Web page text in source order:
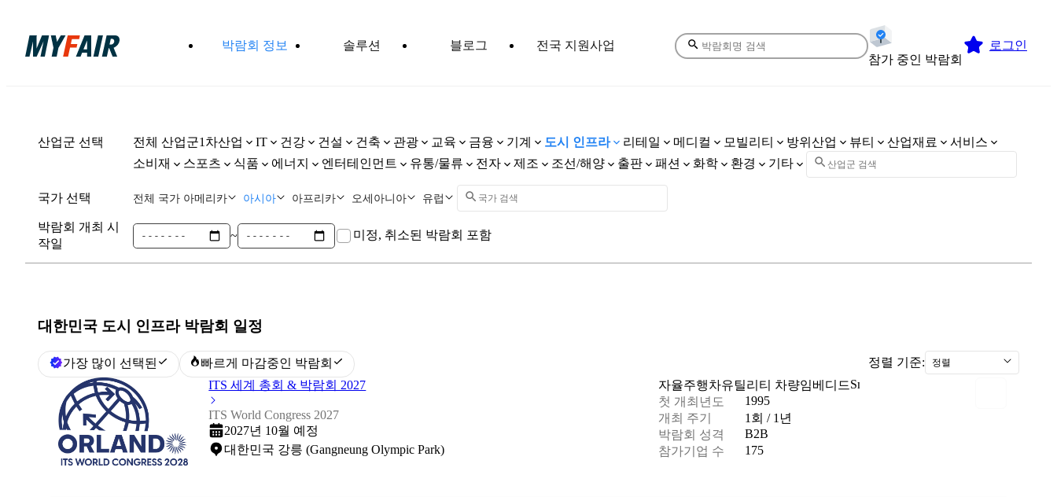
박람회 정보 솔루션 블로그
전국 지원사업
참가 중인 박람회
로그인
산업군 선택 전체 산업군1차산업 IT 건강 건설 건축 관광 교육 금융 기계 도시 인프라 리테일 메디컬 모빌리티 방위산업 뷰티 산업재료
서비스
소비재
스포츠 식품 에너지 엔터테인먼트 유통/물류 전자 제조 조선/해양 출판 패션 화학 환경 기타
국가 선택 전체 국가 아메리카 아시아 아프리카 오세아니아 유럽
박람회 개최 시
작일
~ 미정, 취소된 박람회 포함
대한민국 도시 인프라박람회 일정
가장 많이 선택된 빠르게 마감중인 박람회 정렬 기준: 정렬
ITS 세계 총회 & 박람회 2027
ITS World Congress 2027
2027년 10월 예정
대한민국 강릉 (Gangneung Olympic Park)
자율주행차유틸리티 차량임베디드Smart City
첫 개최년도
1995
개최 주기
1회 / 1년
박람회 성격
B2B
참가기업 수
175